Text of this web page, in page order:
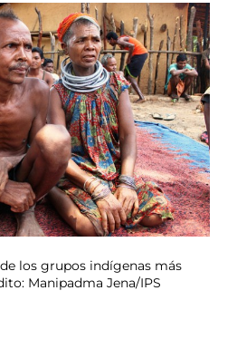
los grupos indígenas más
Manipadma Jena/IPS